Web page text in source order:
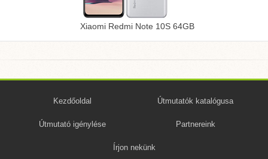
Xiaomi Redmi Note 10S 64GB
Kezdőoldal Útmutatók katalógusa
Útmutató igénylése Partnereink
Írjon nekünk